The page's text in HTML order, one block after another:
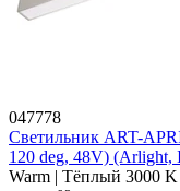
047778
Светильник ART-
120 deg, 48V) (Arlight,
Warm | Тёплый 3000 K